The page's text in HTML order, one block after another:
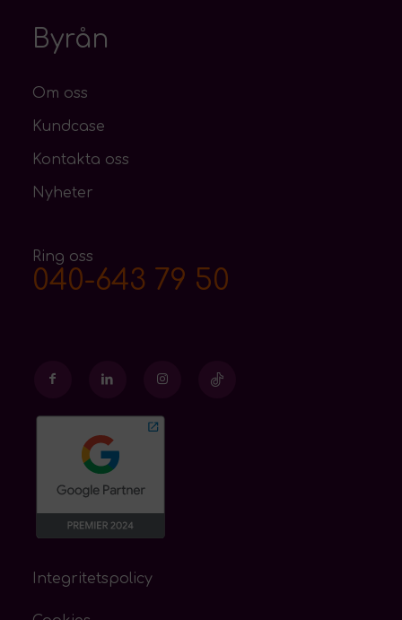
Byrån
Om oss
Kundcase
Kontakta oss
Nyheter
Ring oss
040-643 79 50
Integritetspolicy